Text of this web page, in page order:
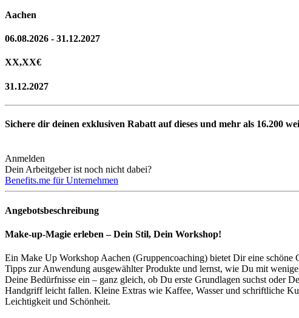
Aachen
06.08.2026 - 31.12.2027
XX,XX€
31.12.2027
Sichere dir deinen exklusiven Rabatt auf dieses und mehr als 16.200
Anmelden
Dein Arbeitgeber ist noch nicht dabei?
Benefits.me für Unternehmen
Angebotsbeschreibung
Make-up-Magie erleben – Dein Stil, Dein Workshop!
Ein Make Up Workshop Aachen (Gruppencoaching) bietet Dir eine schöne
Tipps zur Anwendung ausgewählter Produkte und lernst, wie Du mit
Deine Bedürfnisse ein – ganz gleich, ob Du erste Grundlagen suchst oder
Handgriff leicht fallen. Kleine Extras wie Kaffee, Wasser und schriftliche
Leichtigkeit und Schönheit.